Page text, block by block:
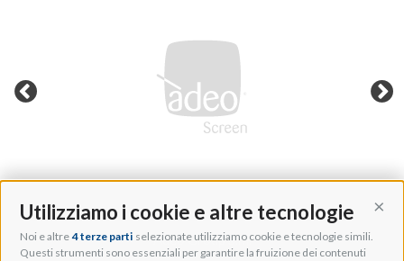
Utilizziamo i cookie e altre tecnologie
Noi e altre 4 terze parti selezionate utilizziamo cookie e tecnologie simili.
Questi strumenti sono essenziali per garantire la fruizione dei contenuti
Adeo Group S.r.l.